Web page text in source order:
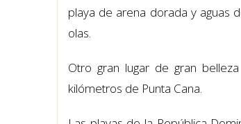
playa de arena dorada y aguas
olas.
Otro gran lugar de gran
kilómetros de Punta Cana.